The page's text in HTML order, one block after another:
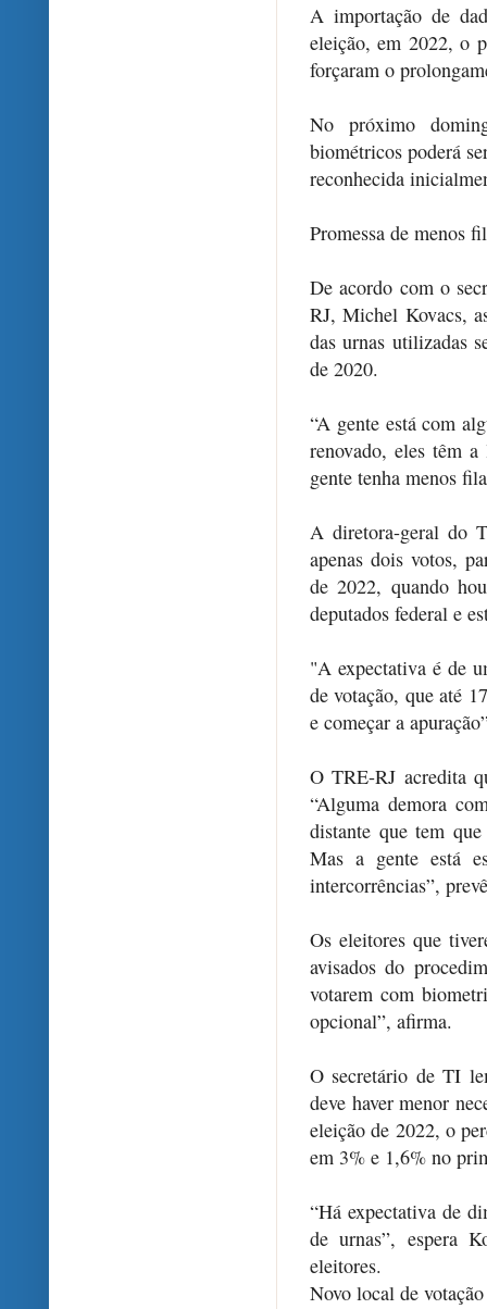
A importação de
eleição, em 2022, o
forçaram o
No próximo
biométricos poderá
reconhecida
Promessa de menos
De acordo com o
RJ, Michel Kovacs,
das urnas utilizadas
de 2020.
“A gente está com
renovado, eles têm
gente tenha menos
A diretora-geral do
apenas dois votos,
de 2022, quando
deputados federal e
"A expectativa é de
de votação, que até
e começar a
O TRE-RJ acredita
“Alguma demora
distante que tem
Mas a gente está
intercorrências”,
Os eleitores que
avisados do
votarem com
opcional”, afirma.
O secretário de TI
deve haver menor
eleição de 2022, o
em 3% e 1,6% no
“Há expectativa de
de urnas”, espera
eleitores.
Novo local de votação